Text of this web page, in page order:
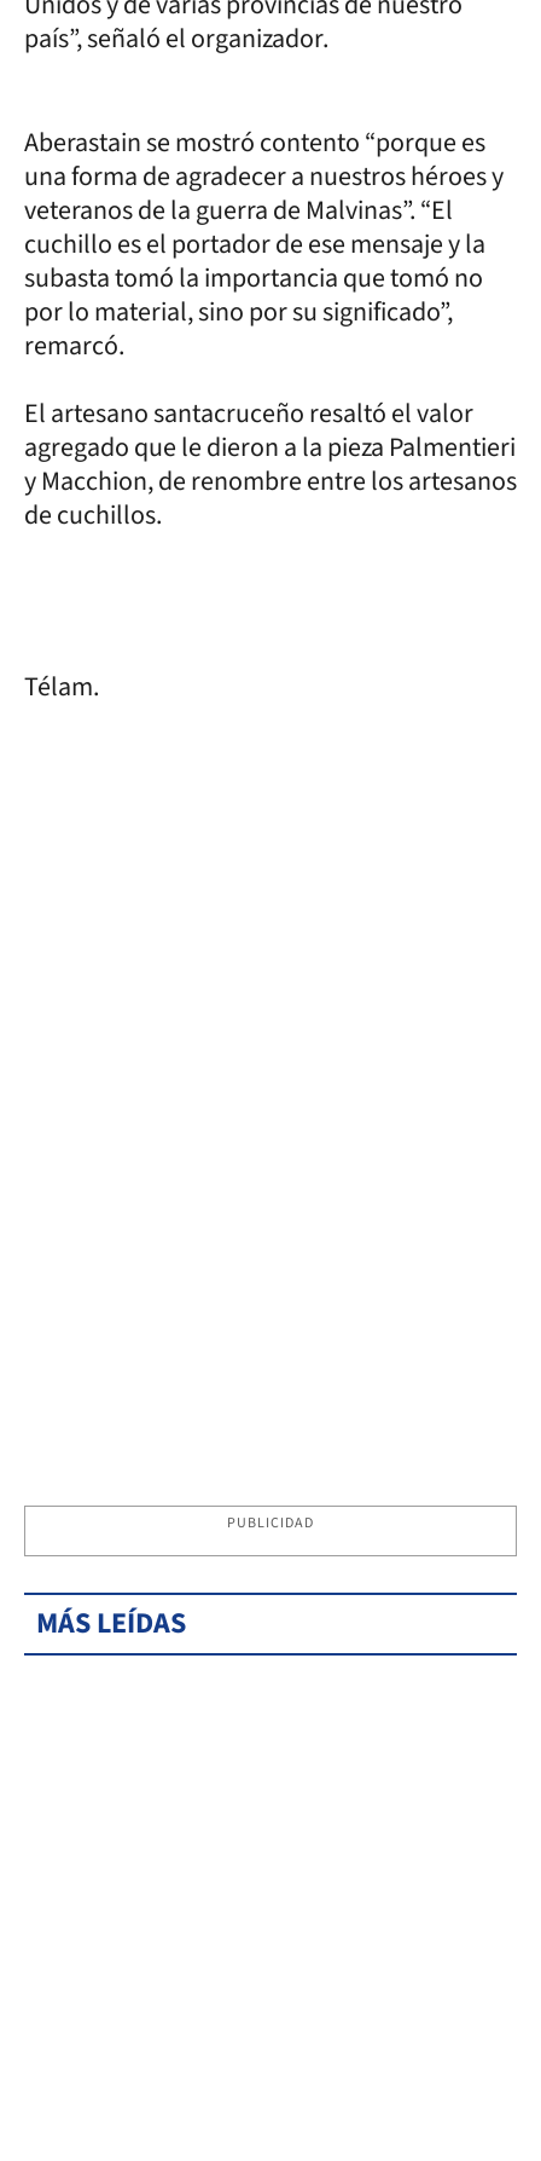
país”, señaló el organizador.
Aberastain se mostró contento “porque es
una forma de agradecer a nuestros héroes y
veteranos de la guerra de Malvinas”. “El
cuchillo es el portador de ese mensaje y la
subasta tomó la importancia que tomó no
por lo material, sino por su significado”,
remarcó.
El artesano santacruceño resaltó el valor
agregado que le dieron a la pieza Palmentieri
y Macchion, de renombre entre los artesanos
de cuchillos.
Télam.
PUBLICIDAD
MÁS LEÍDAS